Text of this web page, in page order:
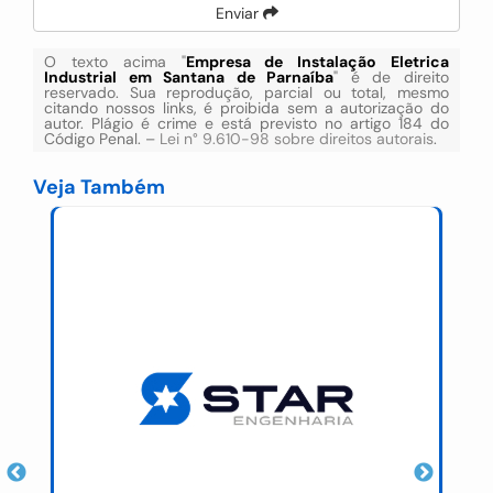
Enviar
O texto acima "Empresa de Instalação Eletrica
Industrial em Santana de Parnaíba" é de direito
reservado. Sua reprodução, parcial ou total, mesmo
citando nossos links, é proibida sem a autorização do
autor. Plágio é crime e está previsto no artigo 184 do
Código Penal. – Lei n° 9.610-98 sobre direitos autorais.
Veja Também